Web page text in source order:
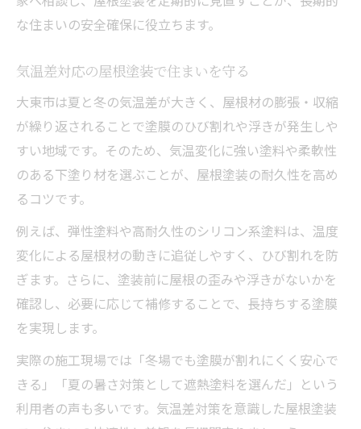
な住まいの安全確保に役立ちます。
気温差対応の屋根塗装で住まいを守る
大東市は夏と冬の気温差が大きく、屋根材の膨張・収縮
が繰り返されることで塗膜のひび割れや浮きが発生しや
すい地域です。そのため、気温変化に強い塗料や柔軟性
のある下塗り材を選ぶことが、屋根塗装の耐久性を高め
るコツです。
例えば、弾性塗料や高耐久性のシリコン系塗料は、温度
変化による屋根材の動きに追従しやすく、ひび割れを防
ぎます。さらに、塗装前に屋根の歪みや浮きがないかを
確認し、必要に応じて補修することで、長持ちする塗膜
を実現します。
実際の施工現場では「冬場でも塗膜が割れにくく安心で
きる」「夏の暑さ対策として遮熱塗料を選んだ」という
利用者の声も多いです。気温差対策を意識した屋根塗装